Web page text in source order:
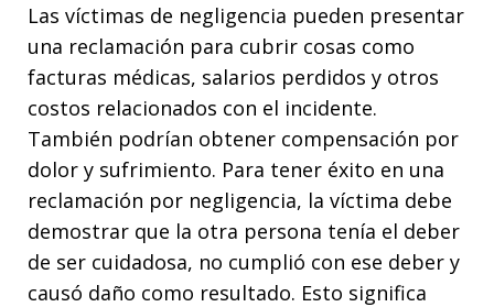
Las víctimas de negligencia pueden presentar
una reclamación para cubrir cosas como
facturas médicas, salarios perdidos y otros
costos relacionados con el incidente.
También podrían obtener compensación por
dolor y sufrimiento. Para tener éxito en una
reclamación por negligencia, la víctima debe
demostrar que la otra persona tenía el deber
de ser cuidadosa, no cumplió con ese deber y
causó daño como resultado. Esto significa